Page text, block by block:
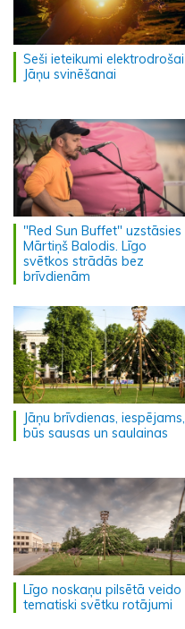
Seši ieteikumi elektrodrošai
Jāņu svinēšanai
"Red Sun Buffet" uzstāsies
Mārtiņš Balodis. Līgo
svētkos strādās bez
brīvdienām
Jāņu brīvdienas, iespējams,
būs sausas un saulainas
Līgo noskaņu pilsētā veido
tematiski svētku rotājumi